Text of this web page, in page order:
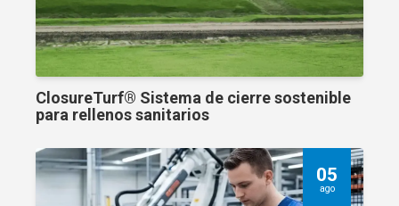
ClosureTurf® Sistema de cierre sostenible
para rellenos sanitarios
05
ago